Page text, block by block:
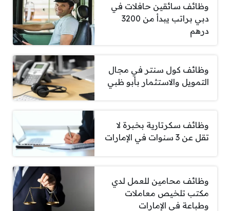
وظائف سائقين حافلات في
دبي براتب يبدأ من 3200
درهم
وظائف كول سنتر في مجال
التمويل والاستثمار بأبو ظبي
وظائف سكرتارية بخبرة لا
تقل عن 3 سنوات في الإمارات
وظائف محامين للعمل لدي
مكتب تلخيص معاملات
وطباعة في الإمارات